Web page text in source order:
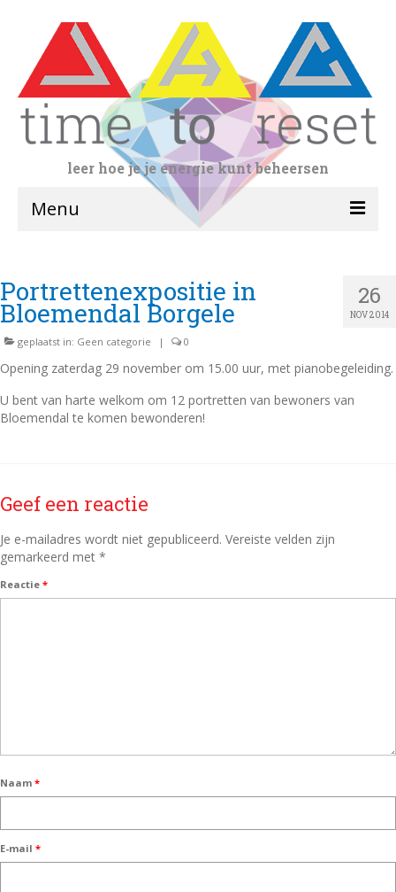
leer hoe je je energie kunt beheersen
Menu
yogalessen
Doorgaande leerlijn
scholen
Tinnitus
Tinnitus
26
NOV 2014
Portrettenexpositie in
Bloemendal Borgele
geplaatst in: Geen categorie | 0
Opening zaterdag 29 november om 15.00 uur, met pianobegeleiding.
U bent van harte welkom om 12 portretten van bewoners van
Bloemendal te komen bewonderen!
Geef een reactie
Je e-mailadres wordt niet gepubliceerd. Vereiste velden zijn
gemarkeerd met *
Reactie *
Naam *
E-mail *